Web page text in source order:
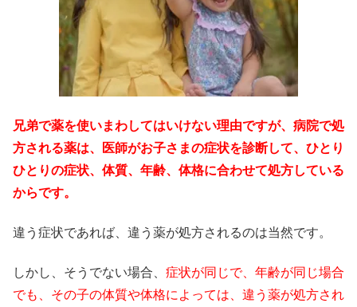
兄弟で薬を使いまわしてはいけない理由ですが、病院で処
方される薬は、医師がお子さまの症状を診断して、ひとり
ひとりの症状、体質、年齢、体格に合わせて処方している
からです。
違う症状であれば、違う薬が処方されるのは当然です。
しかし、そうでない場合、 症状が同じで、年齢が同じ場合
でも、その子の体質や体格によっては、違う薬が処方され